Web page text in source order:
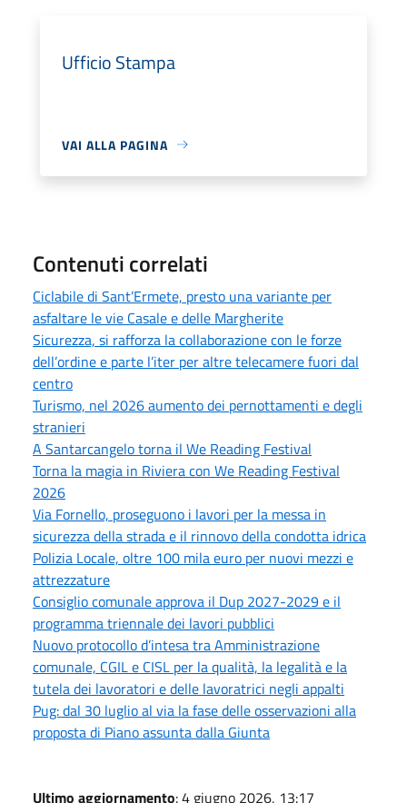
Ufficio Stampa
VAI ALLA PAGINA
Contenuti correlati
Ciclabile di Sant’Ermete, presto una variante per
asfaltare le vie Casale e delle Margherite
Sicurezza, si rafforza la collaborazione con le forze
dell’ordine e parte l’iter per altre telecamere fuori dal
centro
Turismo, nel 2026 aumento dei pernottamenti e degli
stranieri
A Santarcangelo torna il We Reading Festival
Torna la magia in Riviera con We Reading Festival
2026
Via Fornello, proseguono i lavori per la messa in
sicurezza della strada e il rinnovo della condotta idrica
Polizia Locale, oltre 100 mila euro per nuovi mezzi e
attrezzature
Consiglio comunale approva il Dup 2027-2029 e il
programma triennale dei lavori pubblici
Nuovo protocollo d’intesa tra Amministrazione
comunale, CGIL e CISL per la qualità, la legalità e la
tutela dei lavoratori e delle lavoratrici negli appalti
Pug: dal 30 luglio al via la fase delle osservazioni alla
proposta di Piano assunta dalla Giunta
Ultimo aggiornamento: 4 giugno 2026, 13:17